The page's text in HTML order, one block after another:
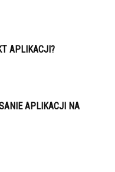
APLIKACJI?
APLIKACJI NA